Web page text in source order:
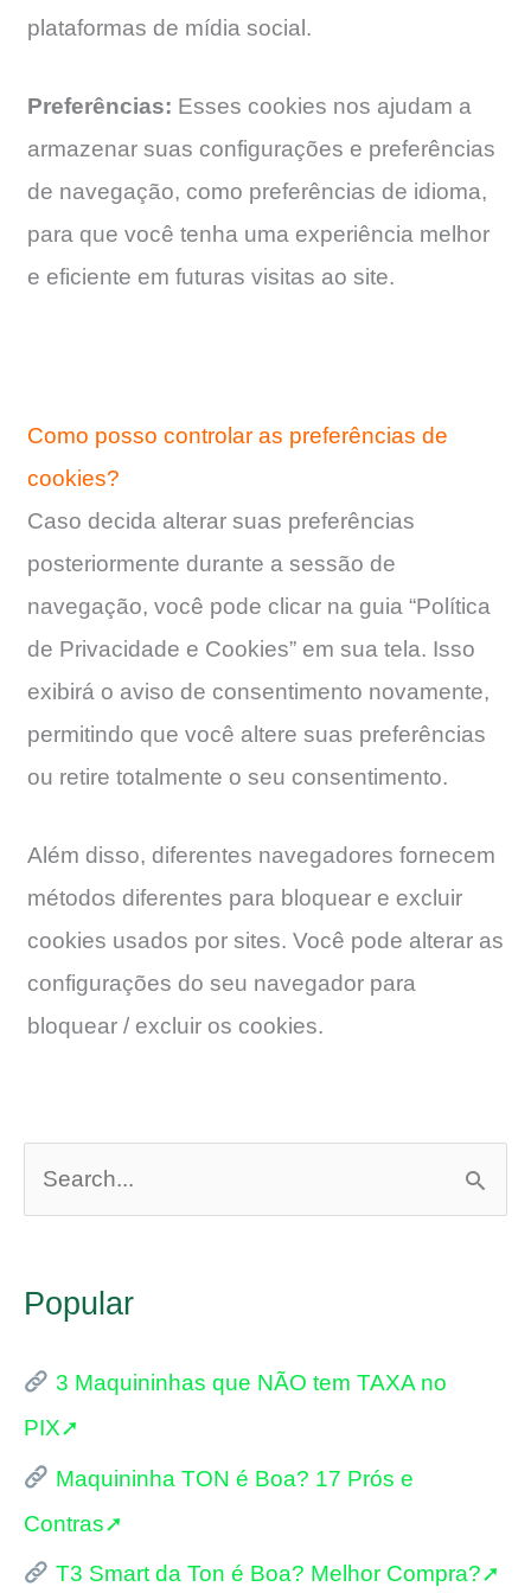
plataformas de mídia social.
Preferências: Esses cookies nos ajudam a
armazenar suas configurações e preferências
de navegação, como preferências de idioma,
para que você tenha uma experiência melhor
e eficiente em futuras visitas ao site.
Como posso controlar as preferências de
cookies?
Caso decida alterar suas preferências
posteriormente durante a sessão de
navegação, você pode clicar na guia “Política
de Privacidade e Cookies” em sua tela. Isso
exibirá o aviso de consentimento novamente,
permitindo que você altere suas preferências
ou retire totalmente o seu consentimento.
Além disso, diferentes navegadores fornecem
métodos diferentes para bloquear e excluir
cookies usados ​​por sites. Você pode alterar as
configurações do seu navegador para
bloquear / excluir os cookies.
q
i
s
a
r
p
Popular
3 Maquininhas que NÃO tem TAXA no
PIX➚
Maquininha TON é Boa? 17 Prós e
Contras➚
T3 Smart da Ton é Boa? Melhor Compra?➚